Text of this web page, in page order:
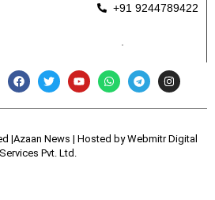
+91 9244789422
|Azaan News | Hosted byWebmitr Digital
Services Pvt. Ltd.